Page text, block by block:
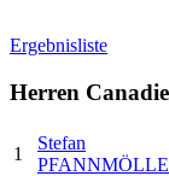
Ergebnisliste
Herren
1
Stefan